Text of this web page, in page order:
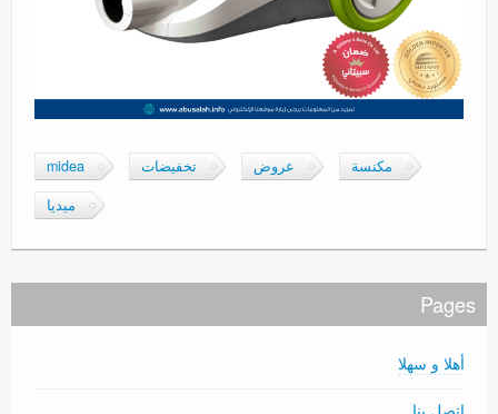
midea تخفيضات عروض
مكنسة
ميديا
Pages
أهلا و سهلا
إتصل بنا